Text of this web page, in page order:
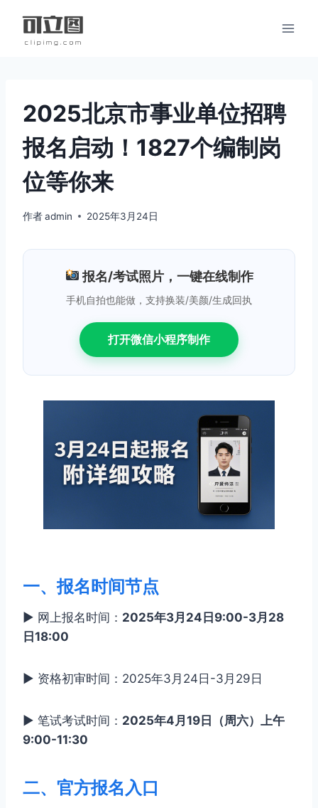
2025北京市事业单位招聘
报名启动！1827个编制岗
位等你来
作者admin 2025年3月24日
报名/考试照片，一键在线制作
手机自拍也能做，支持换装/美颜/生成回执
打开微信小程序制作
一、报名时间节点
▶ 网上报名时间： 2025年3月24日9:00-3月28
日18:00
▶ 资格初审时间：2025年3月24日-3月29日
▶ 笔试考试时间： 2025年4月19日（周六）上午
9:00-11:30
二、官方报名入口